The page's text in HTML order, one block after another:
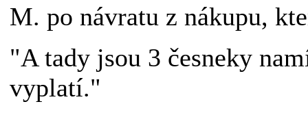
M. po návratu z nákupu,
"A tady jsou 3 česneky
vyplatí."